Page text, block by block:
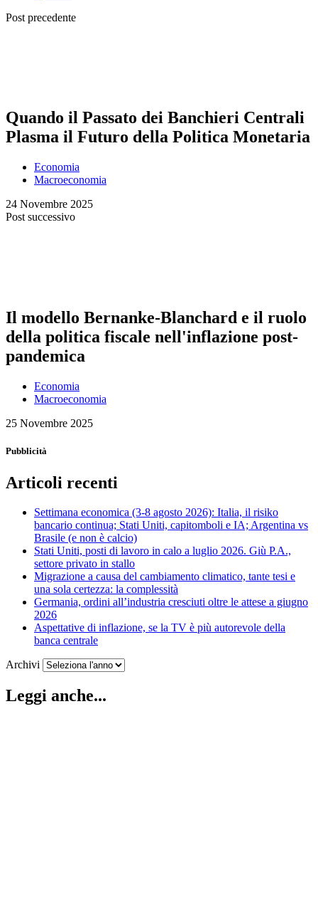
Post precedente
Quando il Passato dei Banchieri Centrali
Plasma il Futuro della Politica Monetaria
Economia
Macroeconomia
24 Novembre 2025
Post successivo
Il modello Bernanke-Blanchard e il ruolo
della politica fiscale nell'inflazione post-
pandemica
Economia
Macroeconomia
25 Novembre 2025
Pubblicità
Articoli recenti
Settimana economica (3-8 agosto 2026): Italia, il risiko
bancario continua; Stati Uniti, capitomboli e IA; Argentina vs
Brasile (e non è calcio)
Stati Uniti, posti di lavoro in calo a luglio 2026. Giù P.A.,
settore privato in stallo
Migrazione a causa del cambiamento climatico, tante tesi e
una sola certezza: la complessità
Germania, ordini all’industria cresciuti oltre le attese a giugno
2026
Aspettative di inflazione, se la TV è più autorevole della
banca centrale
Archivi
Leggi anche...